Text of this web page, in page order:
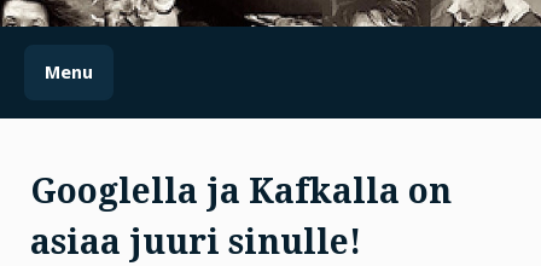
Menu
Googlella ja Kafkalla on
asiaa juuri sinulle!